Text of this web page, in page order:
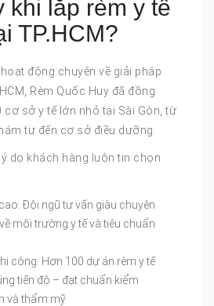
khi lắp rèm y tế
TP.HCM?
động chuyên về giải pháp
Rèm Quốc Huy đã đồng
cơ sở y tế lớn nhỏ tại Sài Gòn, từ
tư đến cơ sở điều dưỡng.
do khách hàng luôn tin chọn
Đội ngũ tư vấn giàu chuyên
môi trường y tế và tiêu chuẩn
công: Hơn 100 dự án rèm y tế
tiến độ – đạt chuẩn kiểm
và thẩm mỹ